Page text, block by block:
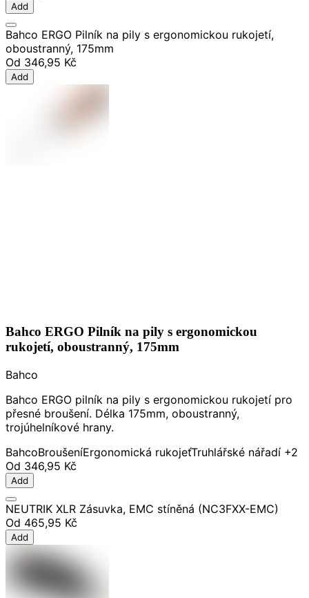
Add
Bahco ERGO Pilník na pily s ergonomickou rukojetí,
oboustranný, 175mm
Od 346,95 Kč
Add
Bahco ERGO Pilník na pily s ergonomickou
rukojetí, oboustranný, 175mm
Bahco
Bahco ERGO pilník na pily s ergonomickou rukojetí pro
přesné broušení. Délka 175mm, oboustranný,
trojúhelníkové hrany.
BahcoBroušeníErgonomická rukojeťTruhlářské nářadí +2
Od 346,95 Kč
Add
NEUTRIK XLR Zásuvka, EMC stíněná (NC3FXX-EMC)
Od 465,95 Kč
Add